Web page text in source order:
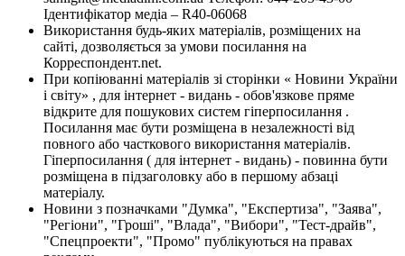
Ідентифікатор медіа – R40-06068
Використання будь-яких матеріалів, розміщених на
сайті, дозволяється за умови посилання на
Корреспондент.net.
При копіюванні матеріалів зі сторінки « Новини України
і світу» , для інтернет - видань - обов'язкове пряме
відкрите для пошукових систем гіперпосилання .
Посилання має бути розміщена в незалежності від
повного або часткового використання матеріалів.
Гіперпосилання ( для інтернет - видань) - повинна бути
розміщена в підзаголовку або в першому абзаці
матеріалу.
Новини з позначками "Думка", "Експертиза", "Заява",
"Регіони", "Гроші", "Влада", "Вибори", "Тест-драйв",
"Спецпроекти", "Промо" публікуються на правах